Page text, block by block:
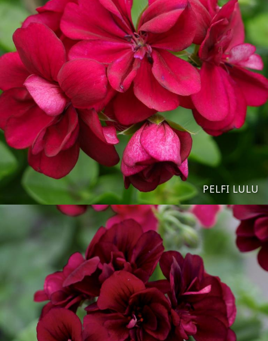
PELFI LULU